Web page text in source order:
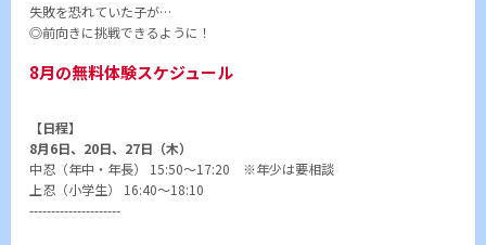
失敗を恐れていた子が…
◎前向きに挑戦できるように！
8月の無料体験スケジュール
【日程】
8月6日、20日、27日（木）
中忍（年中・年長） 15:50～17:20 ※年少は要相談
上忍（小学生） 16:40～18:10
---------------------